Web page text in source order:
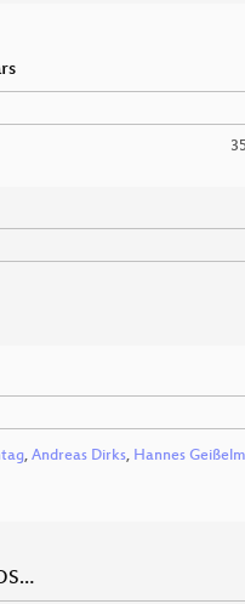
, Andreas Dirks, Hannes